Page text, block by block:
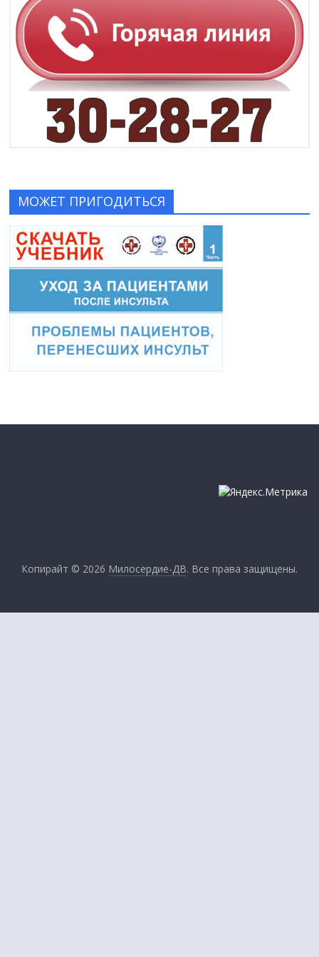
МОЖЕТ ПРИГОДИТЬСЯ
Копирайт © 2026 Милосердие-ДВ. Все права защищены.